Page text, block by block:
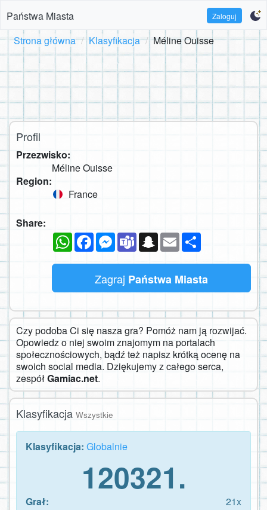
Państwa Miasta Zaloguj
Strona główna Klasyfikacja Méline Ouisse
Profil
Przezwisko:
Méline Ouisse
Region:
France
Share:
WhatsAppFacebookMessenger
TeamsSnapchat
Email
Zagraj Państwa Miasta
Czy podoba Ci się nasza gra? Pomóż nam ją rozwijać.
Opowiedz o niej swoim znajomym na portalach
społecznościowych, bądź też napisz krótką ocenę na
swoich social media. Dziękujemy z całego serca,
zespółGamiac.net.
Klasyfikacja Wszystkie
Klasyfikacja: Globalnie
120321.
Grał:
21x